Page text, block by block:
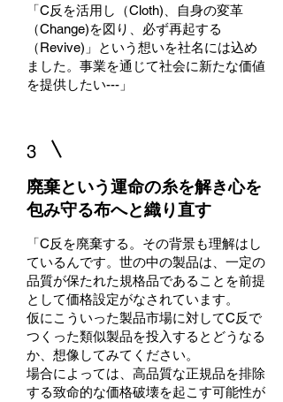
「C反を活用し（Cloth)、自身の変革
（Change)を図り、必ず再起する
（Revive)」という想いを社名には込め
ました。事業を通じて社会に新たな価値
を提供したい---」
3
廃棄という運命の糸を解き心を
包み守る布へと織り直す
「C反を廃棄する。その背景も理解はし
ているんです。世の中の製品は、一定の
品質が保たれた規格品であることを前提
として価格設定がなされています。
仮にこういった製品市場に対してC反で
つくった類似製品を投入するとどうなる
か、想像してみてください。
場合によっては、高品質な正規品を排除
する致命的な価格破壊を起こす可能性が